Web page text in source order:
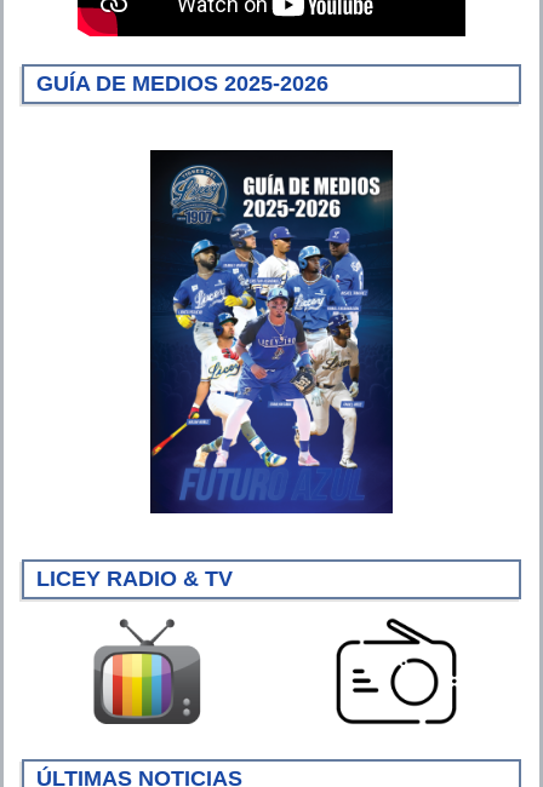
GUÍA DE MEDIOS 2025-2026
LICEY RADIO & TV
ÚLTIMAS NOTICIAS